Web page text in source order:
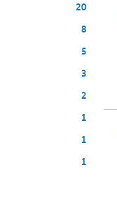
20
8
5
3
2
1
1
1